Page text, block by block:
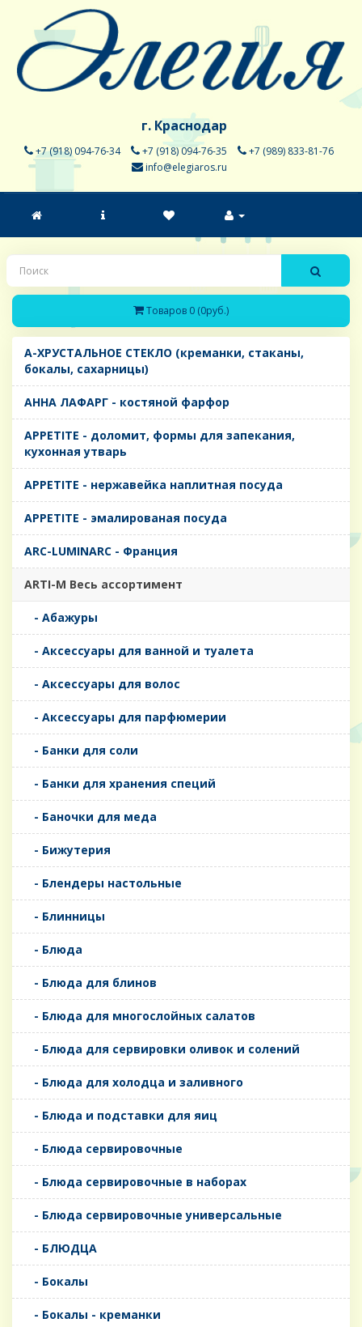
г. Краснодар
+7 (918) 094-76-34 +7 (918) 094-76-35
+7 (989) 833-81-76
info@elegiaros.ru
Товаров 0 (0руб.)
A-ХРУСТАЛЬНОЕ СТЕКЛО (креманки, стаканы,
бокалы, сахарницы)
AHHA ЛАФАРГ - костяной фарфор
APPETITE - доломит, формы для запекания,
кухонная утварь
APPETITE - нержавейка наплитная посуда
APPETITE - эмалированая посуда
ARC-LUMINARC - Франция
ARTI-M Весь ассортимент
- Абажуры
- Аксессуары для ванной и туалета
- Аксессуары для волос
- Аксессуары для парфюмерии
- Банки для соли
- Банки для хранения специй
- Баночки для меда
- Бижутерия
- Блендеры настольные
- Блинницы
- Блюда
- Блюда для блинов
- Блюда для многослойных салатов
- Блюда для сервировки оливок и солений
- Блюда для холодца и заливного
- Блюда и подставки для яиц
- Блюда сервировочные
- Блюда сервировочные в наборах
- Блюда сервировочные универсальные
- БЛЮДЦА
- Бокалы
- Бокалы - креманки